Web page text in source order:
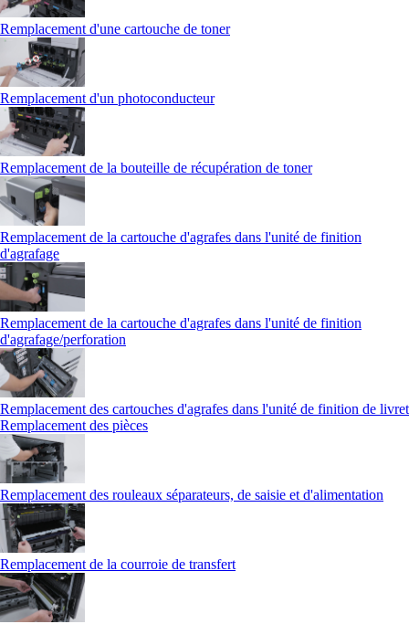
Remplacement d'une cartouche de toner
Remplacement d'un photoconducteur
Remplacement de la bouteille de récupération de toner
Remplacement de la cartouche d'agrafes dans l'unité de finition
d'agrafage
Remplacement de la cartouche d'agrafes dans l'unité de finition
d'agrafage/perforation
Remplacement des cartouches d'agrafes dans l'unité de finition de livret
Remplacement des pièces
Remplacement des rouleaux séparateurs, de saisie et d'alimentation
Remplacement de la courroie de transfert